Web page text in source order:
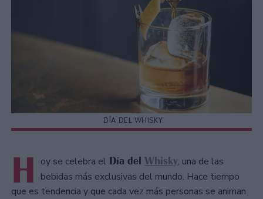
DÍA DEL WHISKY.
H oy se celebra el Día del Whisky, una de las
bebidas más exclusivas del mundo. Hace tiempo
que es tendencia y que cada vez más personas se animan